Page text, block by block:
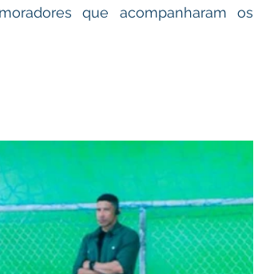
que acompanharam os